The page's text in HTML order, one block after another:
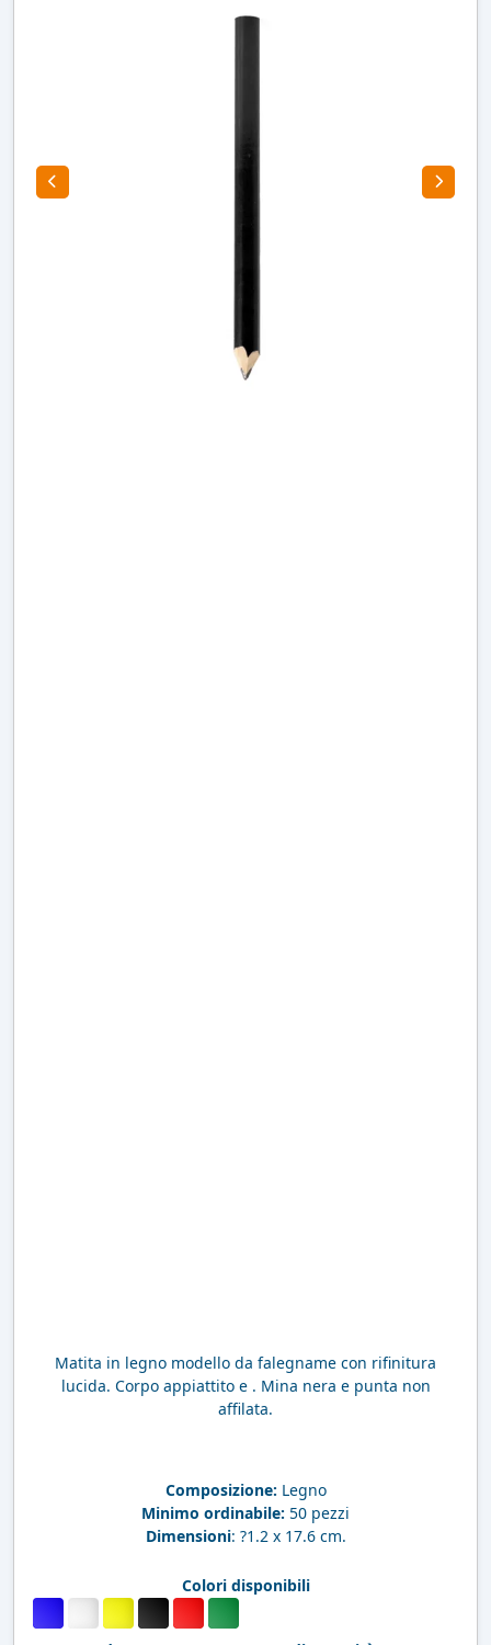
Matita in legno modello da falegname con rifinitura
lucida. Corpo appiattito e . Mina nera e punta non
affilata.
Composizione: Legno
Minimo ordinabile: 50 pezzi
Dimensioni: ?1.2 x 17.6 cm.
Colori disponibili